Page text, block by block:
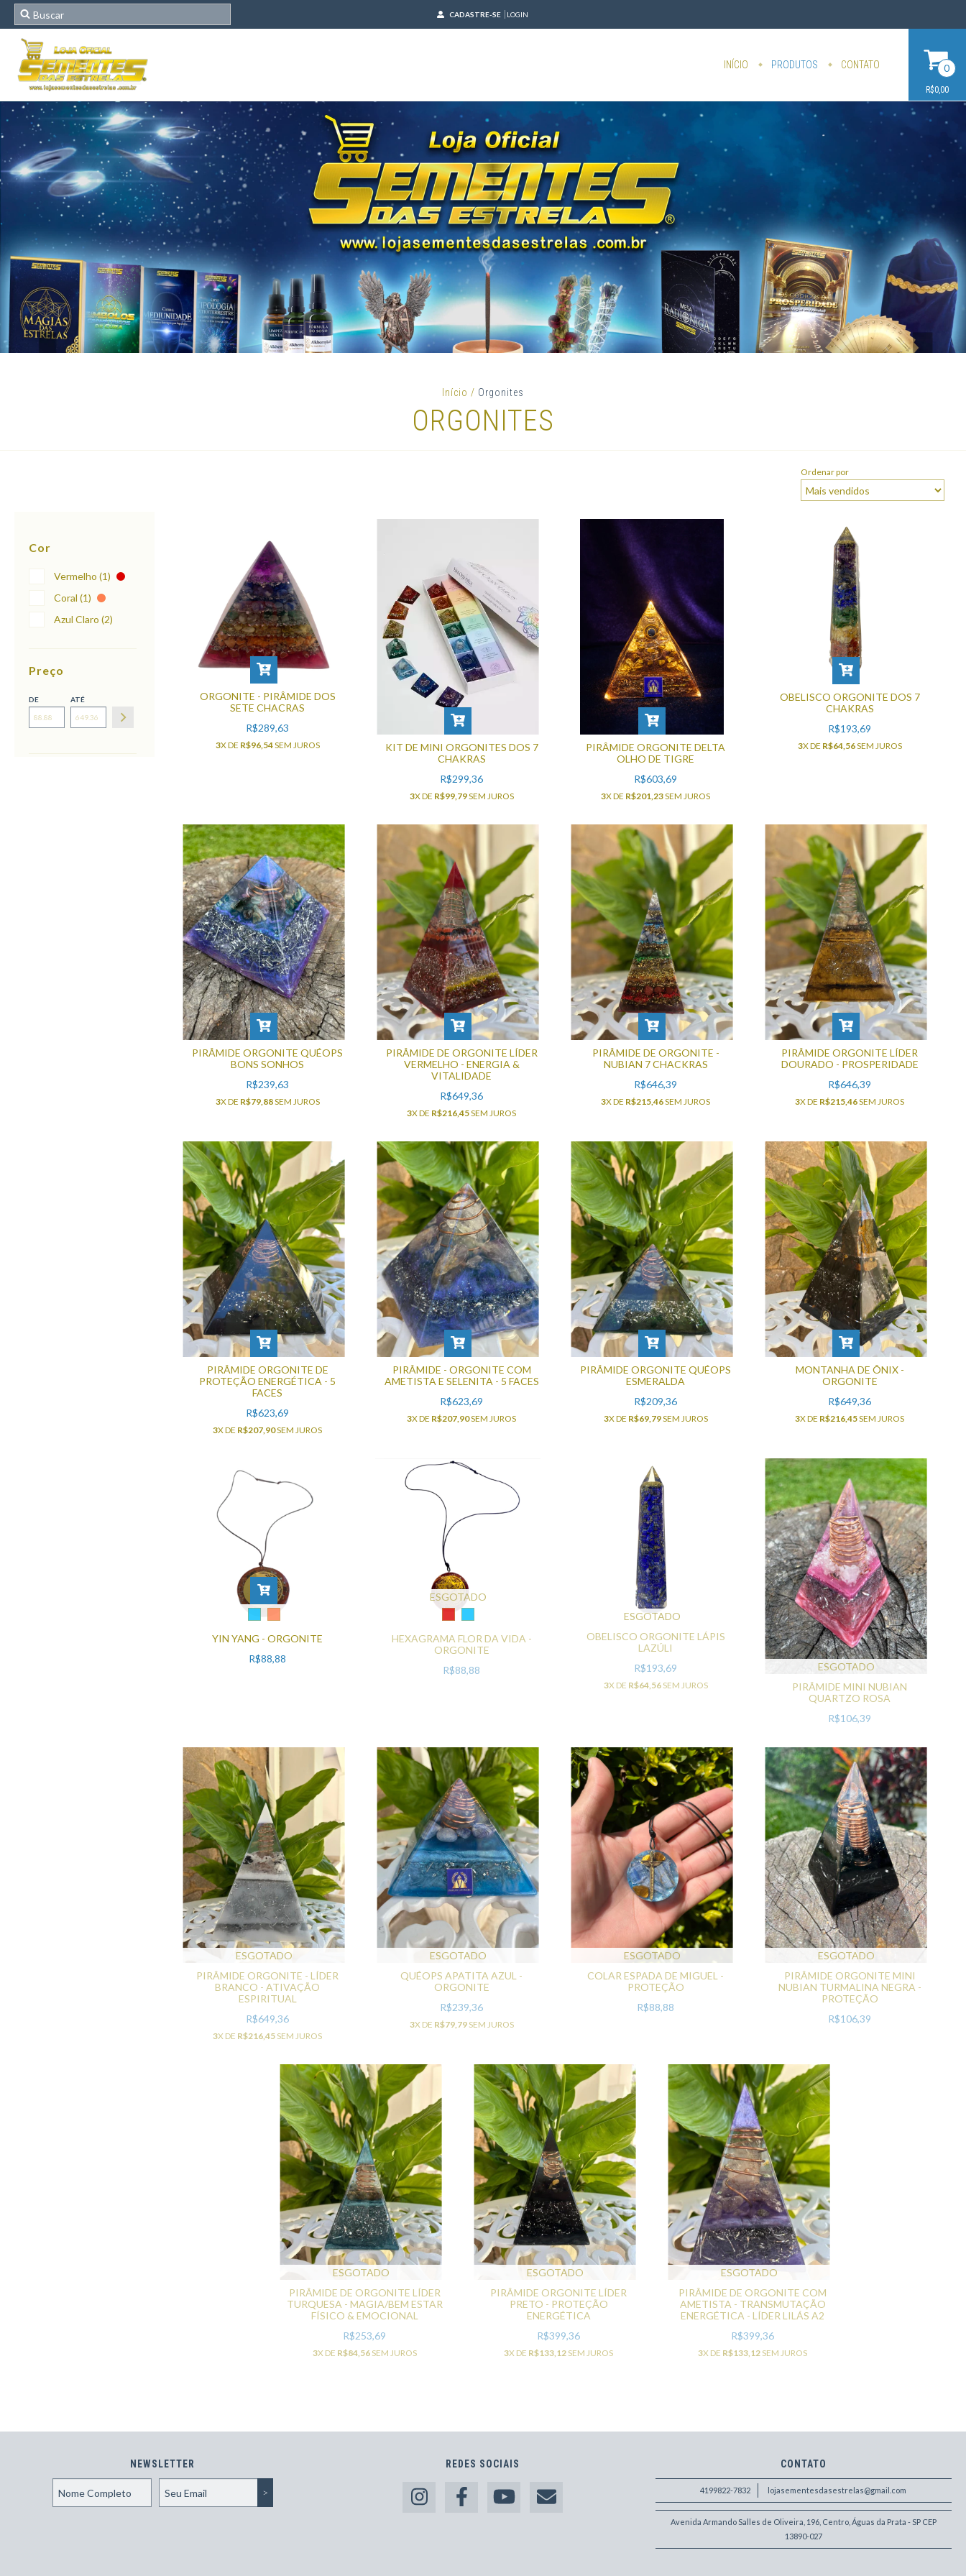
CADASTRE-SE LOGIN
INÍCIO PRODUTOS CONTATO 0
R$0,00
Início / Orgonites
ORGONITES
Ordenar por
Cor
Vermelho (1)
Coral (1)
Azul Claro (2)
Preço
DE ATÉ
ORGONITE - PIRÂMIDE DOS
SETE CHACRAS
R$289,63
3X DE R$96,54SEM JUROS
KIT DE MINI ORGONITES DOS 7
CHAKRAS
R$299,36
3X DE R$99,79SEM JUROS
PIRÂMIDE ORGONITE DELTA
OLHO DE TIGRE
R$603,69
3X DE R$201,23SEM JUROS
OBELISCO ORGONITE DOS 7
CHAKRAS
R$193,69
3X DE R$64,56SEM JUROS
PIRÂMIDE ORGONITE QUÉOPS
BONS SONHOS
R$239,63
3X DE R$79,88SEM JUROS
PIRÂMIDE DE ORGONITE LÍDER
VERMELHO - ENERGIA &
VITALIDADE
R$649,36
3X DE R$216,45SEM JUROS
PIRÂMIDE DE ORGONITE -
NUBIAN 7 CHACKRAS
R$646,39
3X DE R$215,46SEM JUROS
PIRÂMIDE ORGONITE LÍDER
DOURADO - PROSPERIDADE
R$646,39
3X DE R$215,46SEM JUROS
PIRÂMIDE ORGONITE DE
PROTEÇÃO ENERGÉTICA - 5
FACES
R$623,69
3X DE R$207,90SEM JUROS
PIRÂMIDE - ORGONITE COM
AMETISTA E SELENITA - 5 FACES
R$623,69
3X DE R$207,90SEM JUROS
PIRÂMIDE ORGONITE QUÉOPS
ESMERALDA
R$209,36
3X DE R$69,79SEM JUROS
MONTANHA DE ÔNIX -
ORGONITE
R$649,36
3X DE R$216,45SEM JUROS
YIN YANG - ORGONITE
R$88,88
ESGOTADO
HEXAGRAMA FLOR DA VIDA -
ORGONITE
R$88,88
ESGOTADO
OBELISCO ORGONITE LÁPIS
LAZÚLI
R$193,69
3X DE R$64,56SEM JUROS
ESGOTADO
PIRÂMIDE MINI NUBIAN
QUARTZO ROSA
R$106,39
ESGOTADO
PIRÂMIDE ORGONITE - LÍDER
BRANCO - ATIVAÇÃO
ESPIRITUAL
R$649,36
3X DE R$216,45 SEM JUROS
ESGOTADO
QUÉOPS APATITA AZUL -
ORGONITE
R$239,36
3X DE R$79,79SEM JUROS
ESGOTADO
COLAR ESPADA DE MIGUEL -
PROTEÇÃO
R$88,88
ESGOTADO
PIRÂMIDE ORGONITE MINI
NUBIAN TURMALINA NEGRA -
PROTEÇÃO
R$106,39
ESGOTADO
PIRÂMIDE DE ORGONITE LÍDER
TURQUESA - MAGIA/BEM ESTAR
FÍSICO & EMOCIONAL
R$253,69
3X DE R$84,56SEM JUROS
ESGOTADO
PIRÂMIDE ORGONITE LÍDER
PRETO - PROTEÇÃO
ENERGÉTICA
R$399,36
3X DE R$133,12 SEM JUROS
ESGOTADO
PIRÂMIDE DE ORGONITE COM
AMETISTA - TRANSMUTAÇÃO
ENERGÉTICA - LÍDER LILÁS A2
R$399,36
3X DE R$133,12 SEM JUROS
NEWSLETTER REDES SOCIAIS CONTATO
4199822-7832 lojasementesdasestrelas@gmail.com
Avenida Armando Salles de Oliveira, 196, Centro, Águas da Prata - SP CEP
13890-027